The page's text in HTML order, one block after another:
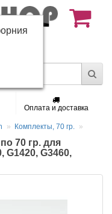
Оплата и доставка
Комплекты, 70 гр.
70 гр. для
G1420, G3460,